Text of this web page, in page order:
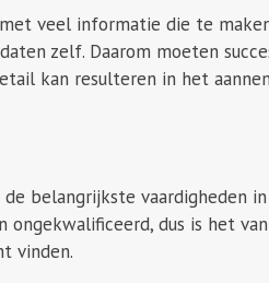
veel informatie die te
zelf. Daarom moeten
kan resulteren in het
de belangrijkste vaardigheden
ongekwalificeerd, dus is het
vinden.